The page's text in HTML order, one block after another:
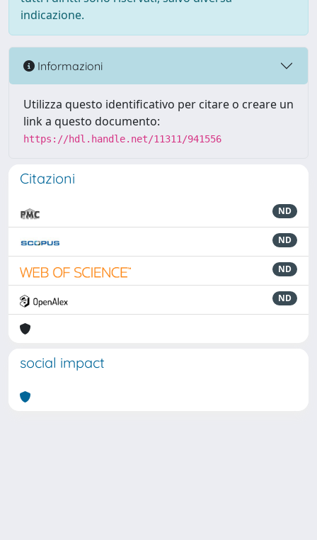
indicazione.
Informazioni
Utilizza questo identificativo per citare o creare un
link a questo documento:
https://hdl.handle.net/11311/941556
Citazioni
ND
ND
ND
ND
social impact